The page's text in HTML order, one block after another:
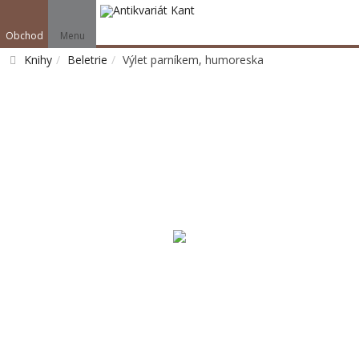
Obchod Menu
Knihy Beletrie Výlet parníkem, humoreska